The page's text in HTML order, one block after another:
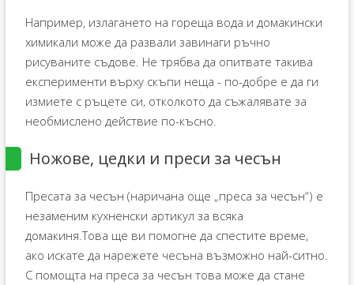
Например, излагането на гореща вода и домакински
химикали може да развали завинаги ръчно
рисуваните съдове. Не трябва да опитвате такива
експерименти върху скъпи неща - по-добре е да ги
измиете с ръцете си, отколкото да съжалявате за
необмислено действие по-късно.
Ножове, цедки и преси за чесън
Пресата за чесън (наричана още „преса за чесън“) е
незаменим кухненски артикул за всяка
домакиня.Това ще ви помогне да спестите време,
ако искате да нарежете чесъна възможно най-ситно.
С помощта на преса за чесън това може да стане